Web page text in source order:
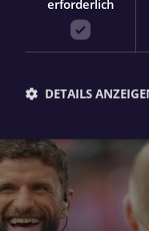
Partie am Ende mit 4:1
auf den Halbfinal-Einzug.
erforderlich
DETAILS
Unbedingt erforderliche
Kontoverwaltung. Ohne